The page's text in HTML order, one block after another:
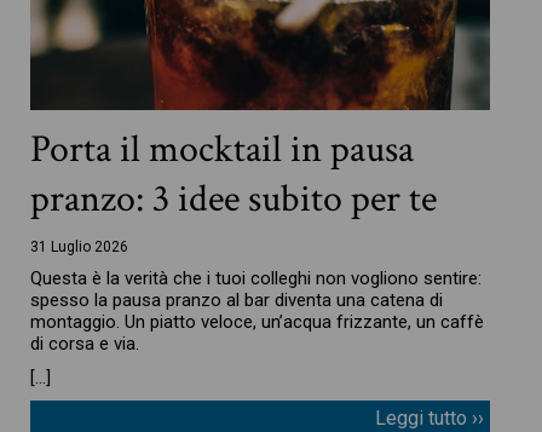
Porta il mocktail in pausa
pranzo: 3 idee subito per te
31 Luglio 2026
Questa è la verità che i tuoi colleghi non vogliono sentire:
spesso la pausa pranzo al bar diventa una catena di
montaggio. Un piatto veloce, un’acqua frizzante, un caffè
di corsa e via.
[…]
Leggi tutto ››